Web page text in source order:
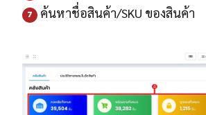
7 ค้นหาชื่อสินค้า/SKU ของสินค้า